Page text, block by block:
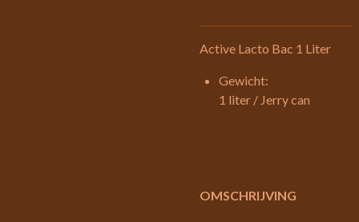
Active Lacto Bac 1 Liter
Gewicht:
1 liter / Jerry can
OMSCHRIJVING